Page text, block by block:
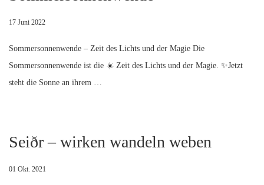
17 Juni 2022
Sommersonnenwende – Zeit des Lichts und der Magie Die
Sommersonnenwende ist die ☀️ Zeit des Lichts und der Magie. ✨Jetzt
steht die Sonne an ihrem …
Seiðr – wirken wandeln weben
01 Okt. 2021